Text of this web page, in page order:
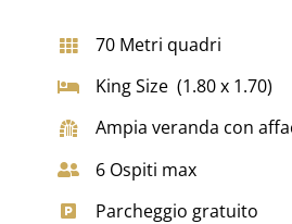
70 Metri quadri
King Size (1.80 x 1.70)
Ampia veranda con
6 Ospiti max
Parcheggio gratuito